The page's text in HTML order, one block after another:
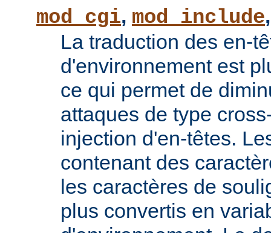
mod_cgi, mod_include
La traduction des en-
d'environnement est
ce qui permet de
attaques de type
injection d'en-têtes.
contenant des
les caractères de
plus convertis en